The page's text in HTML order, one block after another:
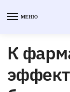
МЕНЮ
К